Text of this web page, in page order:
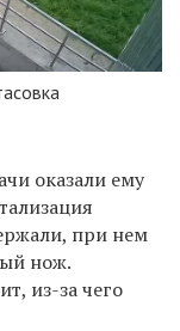
оказали ему
при нем
нож.
из-за чего